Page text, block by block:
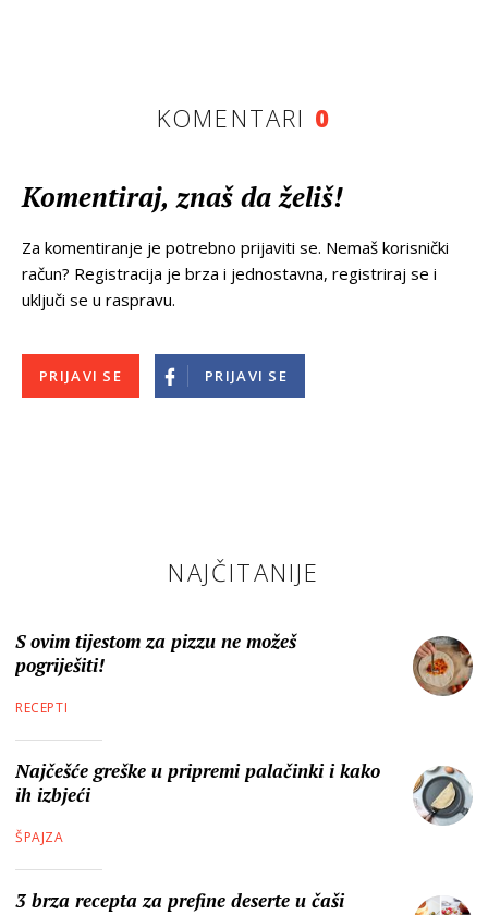
KOMENTARI 0
Komentiraj, znaš da želiš!
Za komentiranje je potrebno prijaviti se. Nemaš korisnički
račun? Registracija je brza i jednostavna, registriraj se i
uključi se u raspravu.
PRIJAVI SE PRIJAVI SE
NAJČITANIJE
S ovim tijestom za pizzu ne možeš
pogriješiti!
RECEPTI
Najčešće greške u pripremi palačinki i kako
ih izbjeći
ŠPAJZA
3 brza recepta za prefine deserte u čaši